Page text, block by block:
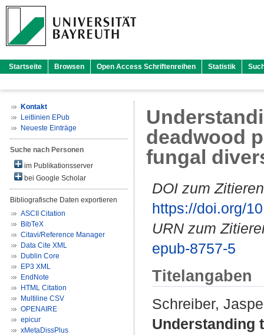
Startseite Browsen Open Access Schriftenreihen Statistik
Kontakt
Leitlinien EPub
Neueste Einträge
Suche nach Personen
im Publikationsserver
bei Google Scholar
Bibliografische Daten exportieren
ASCII Citation
BibTeX
Citavi/Reference Manager
Data Cite XML
Dublin Core
EP3 XML
EndNote
HTML Citation
Multiline CSV
OPENAIRE
epicur
xMetaDissPlus
deadwood
fungal
DOI zum
https://doi.org/
URN zum
epub-8757-5
Titelangaben
Schreiber,
Understanding